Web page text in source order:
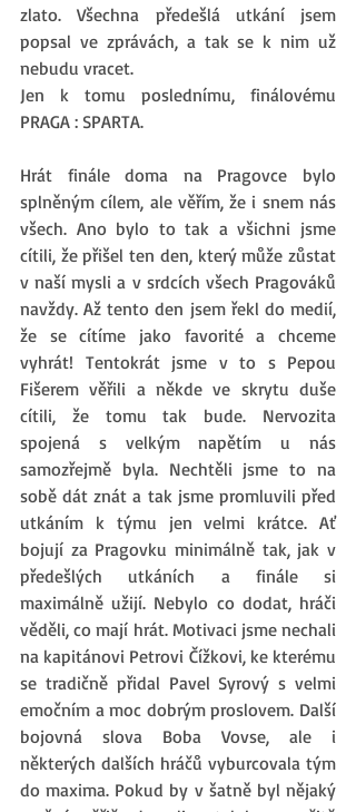
zlato. Všechna předešlá utkání jsem
popsal ve zprávách, a tak se k nim už
nebudu vracet.
Jen k tomu poslednímu, finálovému
PRAGA : SPARTA.
Hrát finále doma na Pragovce bylo
splněným cílem, ale věřím, že i snem nás
všech. Ano bylo to tak a všichni jsme
cítili, že přišel ten den, který může zůstat
v naší mysli a v srdcích všech Pragováků
navždy. Až tento den jsem řekl do medií,
že se cítíme jako favorité a chceme
vyhrát! Tentokrát jsme v to s Pepou
Fišerem věřili a někde ve skrytu duše
cítili, že tomu tak bude. Nervozita
spojená s velkým napětím u nás
samozřejmě byla. Nechtěli jsme to na
sobě dát znát a tak jsme promluvili před
utkáním k týmu jen velmi krátce. Ať
bojují za Pragovku minimálně tak, jak v
předešlých utkáních a finále si
maximálně užijí. Nebylo co dodat, hráči
věděli, co mají hrát. Motivaci jsme nechali
na kapitánovi Petrovi Čížkovi, ke kterému
se tradičně přidal Pavel Syrový s velmi
emočním a moc dobrým proslovem. Další
bojovná slova Boba Vovse, ale i
některých dalších hráčů vyburcovala tým
do maxima. Pokud by v šatně byl nějaký